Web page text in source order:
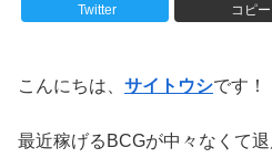
Twitter コピー
こんにちは、 サイトウシです！
最近稼げるBCGが中々なくて